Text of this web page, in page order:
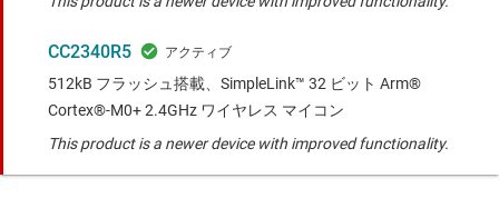
CC2340R5
512kB フラッシュ搭載、SimpleLink™ 32 ビット Arm®
Cortex®-M0+ 2.4GHz ワイヤレス マイコン
This product is a newer device with improved functionality.